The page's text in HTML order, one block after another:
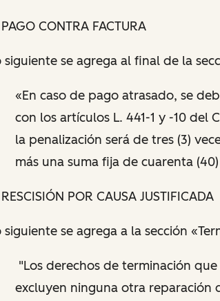
CONTRA FACTURA
siguiente se agrega al final de la
«En caso de pago atrasado, se
con los artículos L. 441-1 y -10 del
la penalización será de tres (3)
más una suma fija de cuarenta
POR CAUSA JUSTIFICADA
siguiente se agrega a la sección
"Los derechos de terminación
excluyen ninguna otra reparación